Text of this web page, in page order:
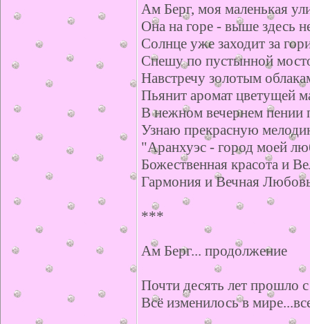
Ам Берг, моя маленькая
Она на горе - выше здесь
Солнце уже заходит за
Спешу по пустынной
Навстречу золотым
Пьянит аромат цветущей
В нежном вечернем пении
Узнаю прекрасную
"Аранхуэс - город моей
Божественная красота и
Гармония и Вечная
***
Ам Берг... продолжение
Почти десять лет прошло
Всё изменилось в